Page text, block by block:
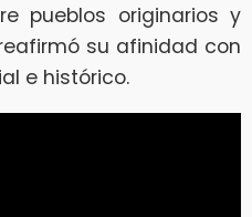
pueblos originarios y
su afinidad con
e histórico.